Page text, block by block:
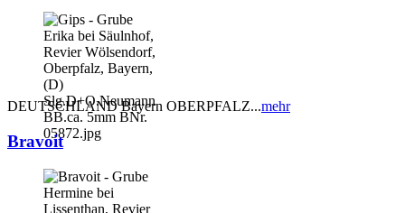
DEUTSCHLAND Bayern OBERPFALZ...mehr
Bravoit